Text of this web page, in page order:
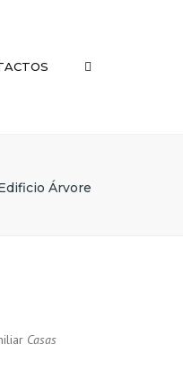
Árvore
Casas